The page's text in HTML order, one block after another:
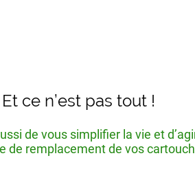
Et ce n’est pas tout !
de vous simplifier la vie et
de remplacement de vos